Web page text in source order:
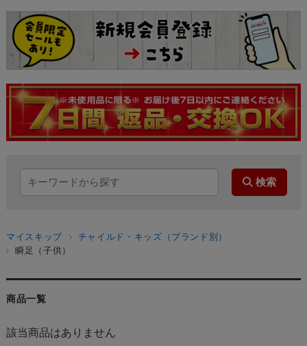
マイスキップ
チャイルド・キッズ（ブランド別）
瞬足（子供）
商品一覧
該当商品はありません